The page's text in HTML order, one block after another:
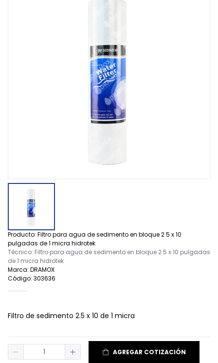
Producto: Filtro para agua de sedimento en bloque 2 5 x 10
pulgadas de 1 micra hidrotek
Técnico: Filtro para agua de sedimento en bloque 2.5 x 10 pulgadas
de 1 micra hidrotek
Marca: DRAMOX
Código: 303636
Filtro de sedimento 2.5 x 10 de 1 micra
AGREGAR COTIZACIÓN